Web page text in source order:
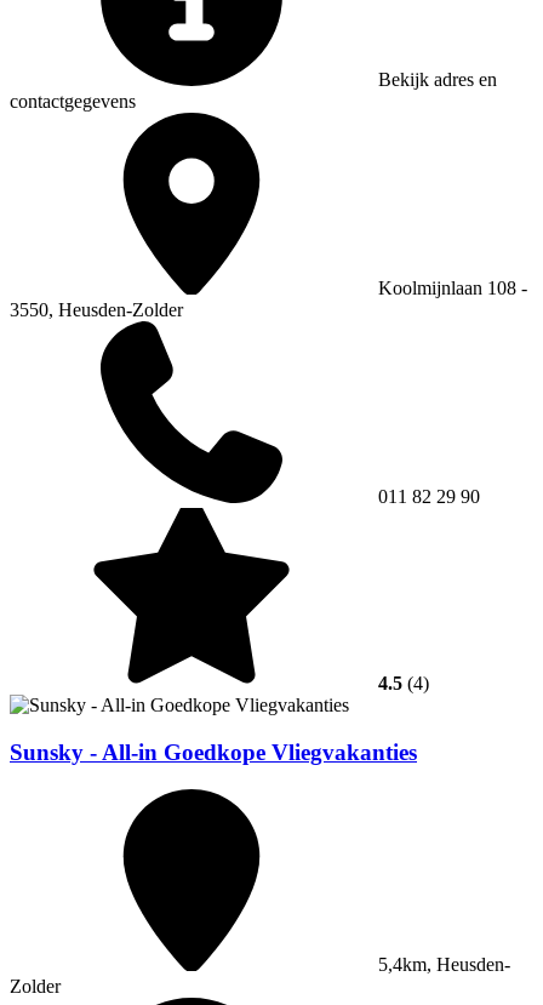
Bekijk adres en
contactgegevens
Koolmijnlaan 108 -
3550, Heusden-Zolder
011 82 29 90
4.5 (4)
Sunsky - All-in Goedkope Vliegvakanties
5,4km, Heusden-
Zolder